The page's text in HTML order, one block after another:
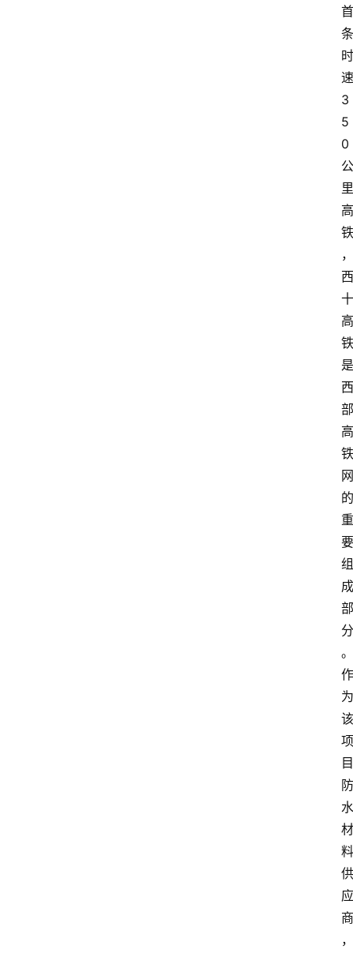
首
条
时
速
3
5
0
公
里
高
铁
，
西
十
高
铁
是
西
部
高
铁
网
的
重
要
组
成
部
分
。
作
为
该
项
目
防
水
材
料
供
应
商
，